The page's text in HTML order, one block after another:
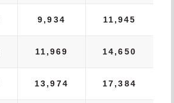
9,934 11,945
11,969 14,650
13,974 17,384